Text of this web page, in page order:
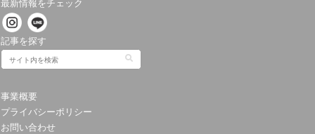
最新情報をチェック
記事を探す
事業概要
プライバシーポリシー
お問い合わせ